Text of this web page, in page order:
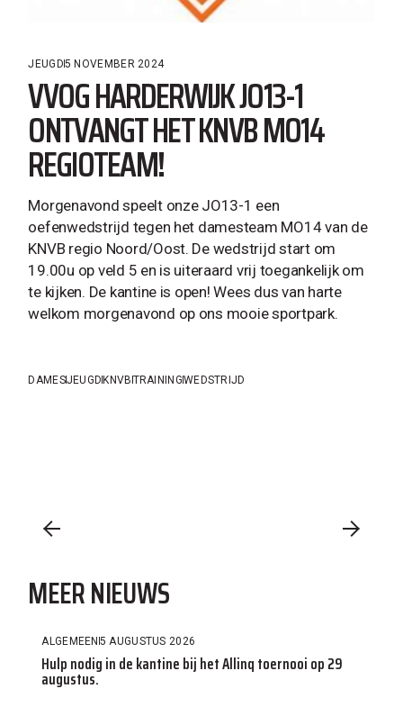
JEUGD5 NOVEMBER 2024
VVOG HARDERWIJK JO13-1
ONTVANGT HET KNVB MO14
REGIOTEAM!
Morgenavond speelt onze JO13-1 een
oefenwedstrijd tegen het damesteam MO14 van de
KNVB regio Noord/Oost. De wedstrijd start om
19.00u op veld 5 en is uiteraard vrij toegankelijk om
te kijken. De kantine is open! Wees dus van harte
welkom morgenavond op ons mooie sportpark.
DAMESJEUGD KNVB TRAININGWEDSTRIJD
MEER NIEUWS
ALGEMEEN5 AUGUSTUS 2026
Hulp nodig in de kantine bij het Allinq toernooi op 29
augustus.